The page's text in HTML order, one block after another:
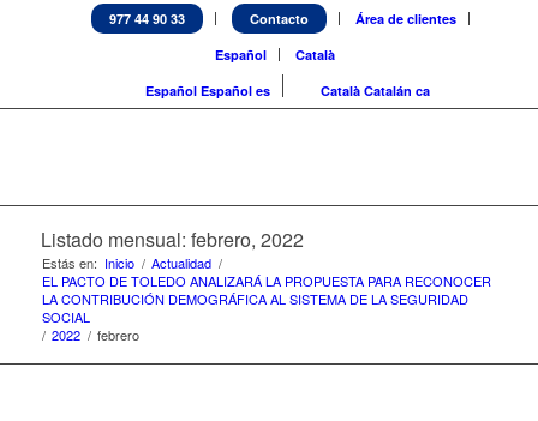
977 44 90 33 Contacto
Área de clientes
Español
Català
Español Español es Català Catalán ca
Listado mensual: febrero, 2022
Estás en: Inicio / Actualidad /
EL PACTO DE TOLEDO ANALIZARÁ LA PROPUESTA PARA RECONOCER
LA CONTRIBUCIÓN DEMOGRÁFICA AL SISTEMA DE LA SEGURIDAD
SOCIAL
/ 2022 / febrero